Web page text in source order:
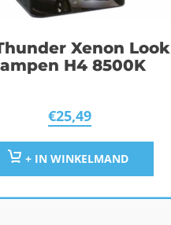
Xenon Look
H4 8500K
€25,49
+ IN WINKELMAND